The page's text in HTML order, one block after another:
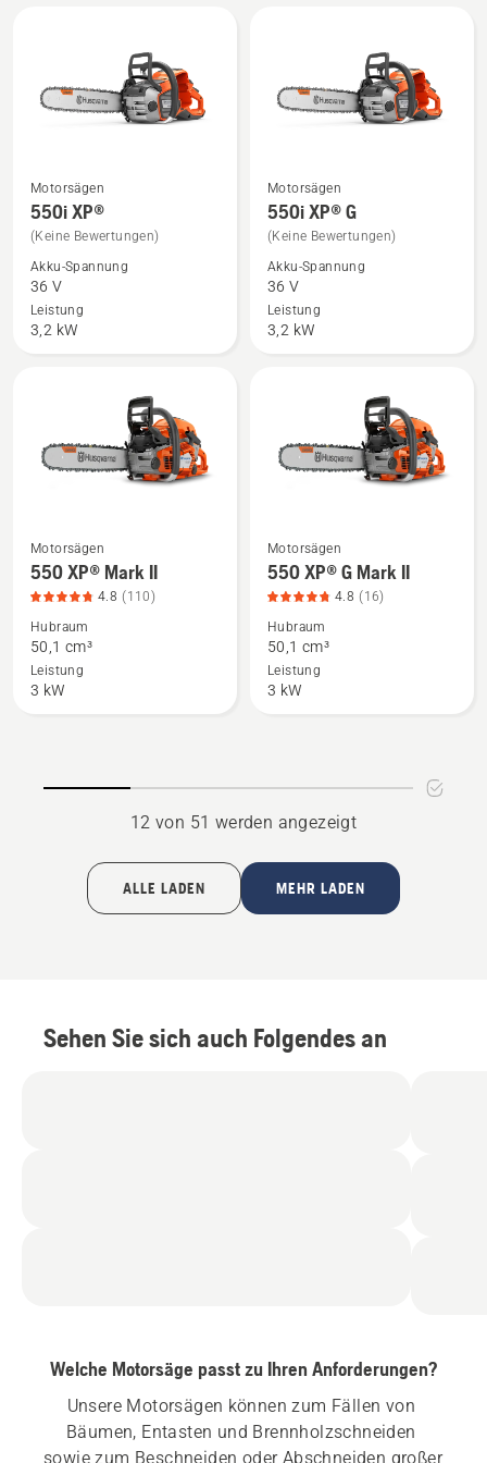
Mehr
Details
zu
550i
XP®
anzeigen
Motorsägen
550i XP®
(Keine Bewertungen)
Akku-Spannung
36 V
Leistung
3,2 kW
Mehr
Details
zu
550i
XP®
Motorsägen
550i XP® G
(Keine Bewertungen)
Akku-Spannung
36 V
Leistung
3,2 kW
Mehr
Details
zu
550 XP®
Mark
Motorsägen
550 XP® Mark II
4.8 (110)
Hubraum
50,1 cm³
Leistung
3 kW
Mehr
Details
zu
550 XP®
Mark
4.8
von
Motorsägen
550 XP® G Mark II
4.8 (16)
Hubraum
50,1 cm³
Leistung
3 kW
12 von 51 werden angezeigt
ALLE LADEN MEHR LADEN
Sehen Sie sich auch Folgendes an
Welche Motorsäge passt zu Ihren Anforderungen?
Unsere Motorsägen können zum Fällen von
Bäumen, Entasten und Brennholzschneiden
sowie zum Beschneiden oder Abschneiden großer